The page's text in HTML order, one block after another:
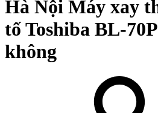
Hà Nội Máy xay
tố Toshiba BL-
không